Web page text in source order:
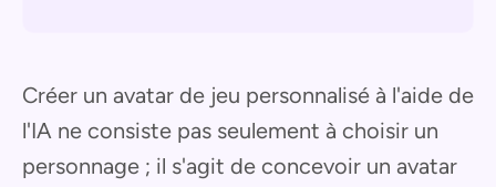
Créer un avatar de jeu personnalisé à l'aide de
l'IA ne consiste pas seulement à choisir un
personnage ; il s'agit de concevoir un avatar